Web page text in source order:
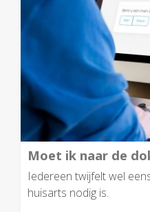
Moet ik naar de
Iedereen twijfelt wel
huisarts nodig is.